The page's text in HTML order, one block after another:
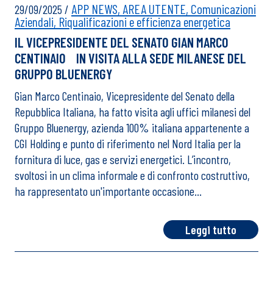
29/09/2025 / APP NEWS, AREA UTENTE, Comunicazioni
Aziendali, Riqualificazioni e efficienza energetica
IL VICEPRESIDENTE DEL SENATO GIAN MARCO
CENTINAIO IN VISITA ALLA SEDE MILANESE DEL
GRUPPO BLUENERGY
Gian Marco Centinaio, Vicepresidente del Senato della
Repubblica Italiana, ha fatto visita agli uffici milanesi del
Gruppo Bluenergy, azienda 100% italiana appartenente a
CGI Holding e punto di riferimento nel Nord Italia per la
fornitura di luce, gas e servizi energetici. L’incontro,
svoltosi in un clima informale e di confronto costruttivo,
ha rappresentato un'importante occasione…
Leggi tutto